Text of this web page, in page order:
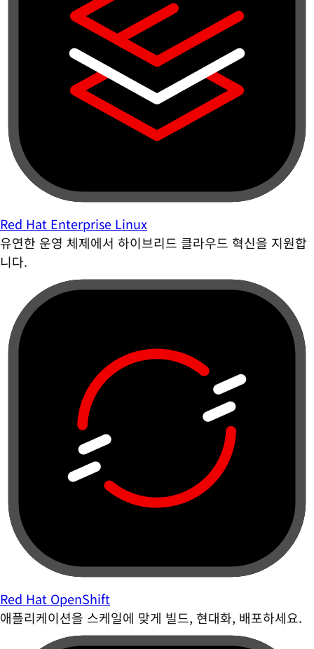
Red Hat Enterprise Linux
유연한 운영 체제에서 하이브리드 클라우드 혁신을 지원합
니다.
Red Hat OpenShift
애플리케이션을 스케일에 맞게 빌드, 현대화, 배포하세요.